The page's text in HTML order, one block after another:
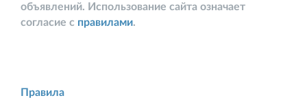
объявлений. Использование сайта означает
согласие с правилами.
Правила